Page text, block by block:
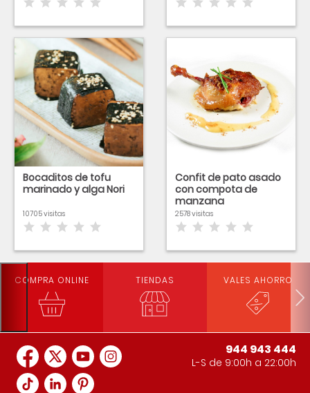
Bocaditos de tofu
marinado y alga Nori
10705 visitas
Confit de pato asado
con compota de
manzana
2578 visitas
COMPRA ONLINE TIENDAS VALES AHORRO
944 943 444
L-S de 9:00h a 22:00h